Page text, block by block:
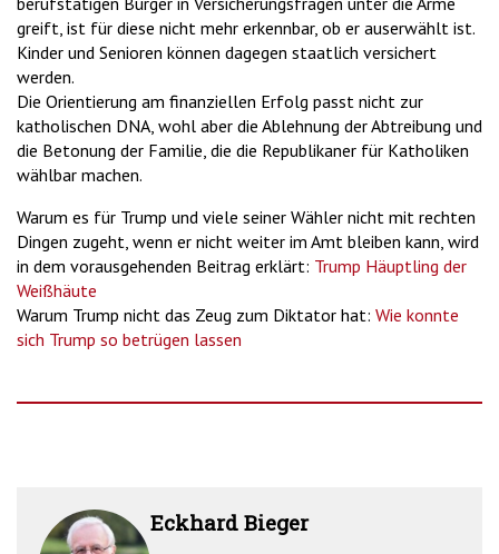
greift, ist für diese nicht mehr erkennbar, ob er auserwählt ist.
Kinder und Senioren können dagegen staatlich versichert
werden.
Die Orientierung am finanziellen Erfolg passt nicht zur
katholischen DNA, wohl aber die Ablehnung der Abtreibung und
die Betonung der Familie, die die Republikaner für Katholiken
wählbar machen.
Warum es für Trump und viele seiner Wähler nicht mit rechten
Dingen zugeht, wenn er nicht weiter im Amt bleiben kann, wird
in dem vorausgehenden Beitrag erklärt: Trump Häuptling der
Weißhäute
Warum Trump nicht das Zeug zum Diktator hat: Wie konnte
sich Trump so betrügen lassen
Eckhard Bieger